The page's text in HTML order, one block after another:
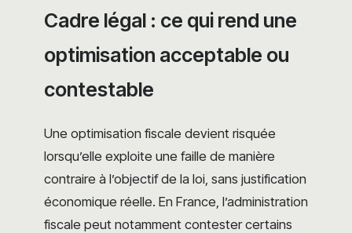
Cadre légal : ce qui rend une
optimisation acceptable ou
contestable
Une optimisation fiscale devient risquée
lorsqu’elle exploite une faille de manière
contraire à l’objectif de la loi, sans justification
économique réelle. En France, l’administration
fiscale peut notamment contester certains